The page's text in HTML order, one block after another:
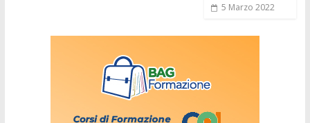
5 Marzo 2022